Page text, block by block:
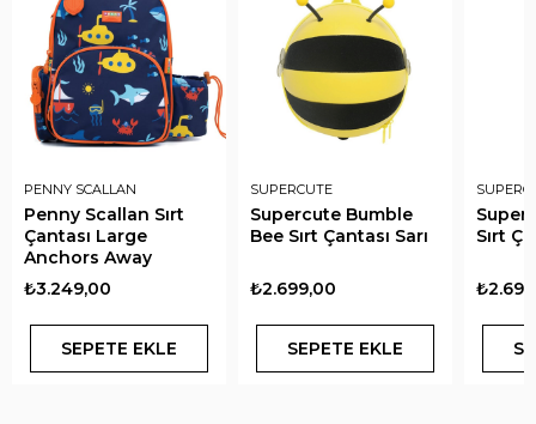
PENNY SCALLAN
Penny Scallan Sırt
Çantası Large
Anchors Away
₺3.249,00
SEPETE EKLE
SUPERCUTE
Supercute Bumble
Bee Sırt Çantası Sarı
₺2.699,00
SEPETE EKLE
Sırt